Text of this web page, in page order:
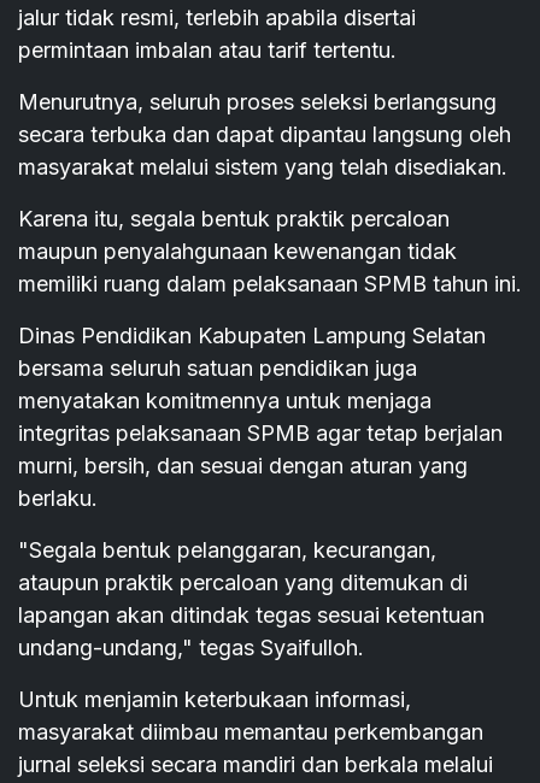
jalur tidak resmi, terlebih apabila disertai
permintaan imbalan atau tarif tertentu.
Menurutnya, seluruh proses seleksi berlangsung
secara terbuka dan dapat dipantau langsung oleh
masyarakat melalui sistem yang telah disediakan.
Karena itu, segala bentuk praktik percaloan
maupun penyalahgunaan kewenangan tidak
memiliki ruang dalam pelaksanaan SPMB tahun ini.
Dinas Pendidikan Kabupaten Lampung Selatan
bersama seluruh satuan pendidikan juga
menyatakan komitmennya untuk menjaga
integritas pelaksanaan SPMB agar tetap berjalan
murni, bersih, dan sesuai dengan aturan yang
berlaku.
"Segala bentuk pelanggaran, kecurangan,
ataupun praktik percaloan yang ditemukan di
lapangan akan ditindak tegas sesuai ketentuan
undang-undang," tegas Syaifulloh.
Untuk menjamin keterbukaan informasi,
masyarakat diimbau memantau perkembangan
jurnal seleksi secara mandiri dan berkala melalui